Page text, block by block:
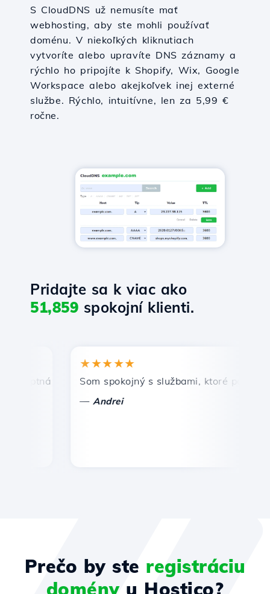
S CloudDNS už nemusíte mať
webhosting, aby ste mohli používať
doménu. V niekoľkých kliknutiach
vytvoríte alebo upravíte DNS záznamy a
rýchlo ho pripojíte k Shopify, Wix, Google
Workspace alebo akejkoľvek inej externé
službe. Rýchlo, intuitívne, len za 5,99 €
ročne.
Pridajte sa k viac ako
51,859 spokojní klienti.
a efektívna technická podpora.
★★★★★
Som spokojný s službami, ktoré ponúka
Andrei
Prečo by ste registráciu
doményu Hostico?